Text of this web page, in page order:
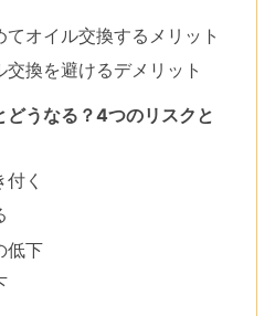
オイル交換するメリット
換を避けるデメリット
どうなる？4つのリスクと
く
低下